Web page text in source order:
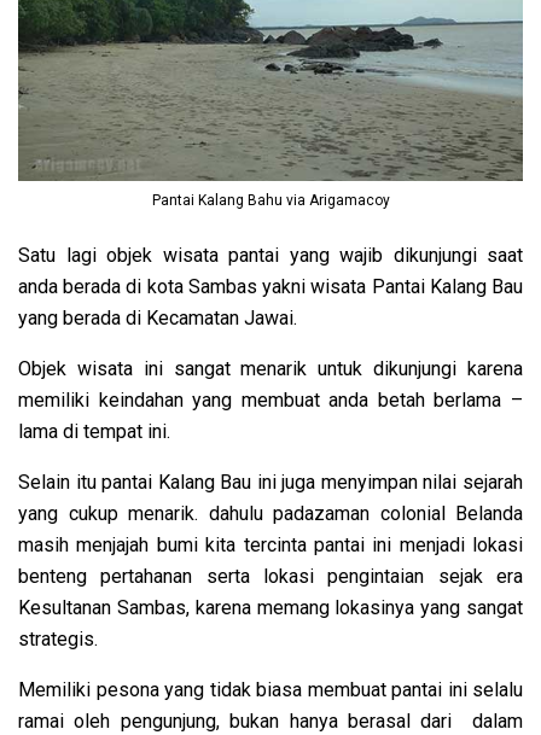
Pantai Kalang Bahu via Arigamacoy
Satu lagi objek wisata pantai yang wajib dikunjungi saat
anda berada di kota Sambas yakni wisata Pantai Kalang Bau
yang berada di Kecamatan Jawai.
Objek wisata ini sangat menarik untuk dikunjungi karena
memiliki keindahan yang membuat anda betah berlama –
lama di tempat ini.
Selain itu pantai Kalang Bau ini juga menyimpan nilai sejarah
yang cukup menarik. dahulu padazaman colonial Belanda
masih menjajah bumi kita tercinta pantai ini menjadi lokasi
benteng pertahanan serta lokasi pengintaian sejak era
Kesultanan Sambas, karena memang lokasinya yang sangat
strategis.
Memiliki pesona yang tidak biasa membuat pantai ini selalu
ramai oleh pengunjung, bukan hanya berasal dari dalam